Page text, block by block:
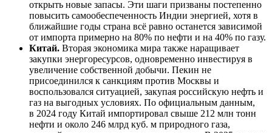
открыть новые запасы. Эти шаги призваны постепенно
повысить самообеспеченность Индии энергией, хотя в
ближайшие годы страна всё равно останется зависимой
от импорта примерно на 80% по нефти и на 40% по газу.
Китай. Вторая экономика мира также наращивает
закупки энергоресурсов, одновременно инвестируя в
увеличение собственной добычи. Пекин не
присоединился к санкциям против Москвы и
воспользовался ситуацией, закупая российскую нефть и
газ на выгодных условиях. По официальным данным,
в 2024 году Китай импортировал свыше 212 млн тонн
нефти и около 246 млрд куб. м природного газа,